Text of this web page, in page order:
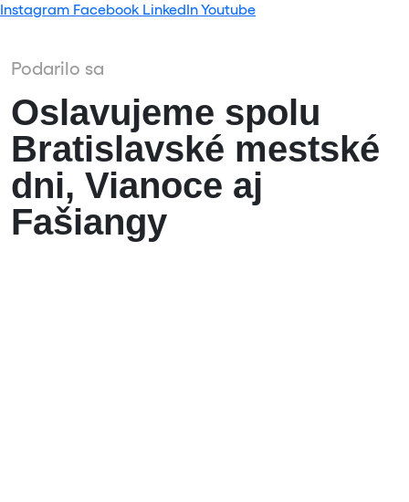
Instagram Facebook LinkedInYoutube
Podarilo sa
Oslavujeme spolu
Bratislavské mestské
dni, Vianoce aj
Fašiangy